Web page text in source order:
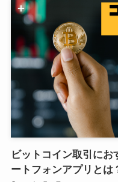
ビットコイン取引に
ートフォンアプリとは